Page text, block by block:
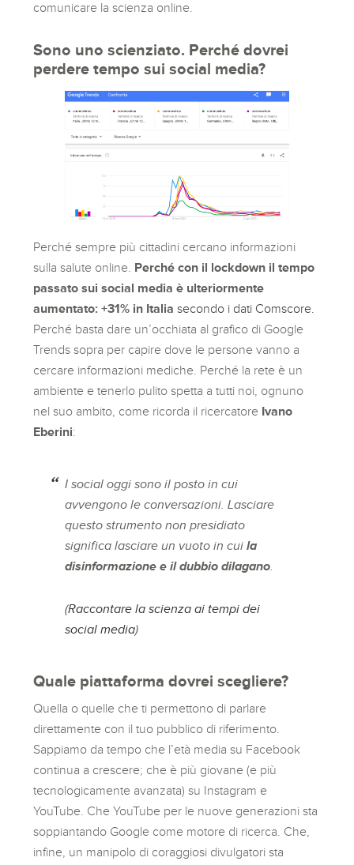
comunicare la scienza online.
Sono uno scienziato. Perché dovrei
perdere tempo sui social media?
Perché sempre più cittadini cercano informazioni
sulla salute online. Perché con il lockdown il tempo
passato sui social media è ulteriormente
aumentato: +31% in Italia secondo i dati Comscore.
Perché basta dare un’occhiata al grafico di Google
Trends sopra per capire dove le persone vanno a
cercare informazioni mediche. Perché la rete è un
ambiente e tenerlo pulito spetta a tutti noi, ognuno
nel suo ambito, come ricorda il ricercatore Ivano
Eberini:
I social oggi sono il posto in cui
avvengono le conversazioni. Lasciare
questo strumento non presidiato
significa lasciare un vuoto in cuila
disinformazione e il dubbio dilagano.
(Raccontare la scienza ai tempi dei
social media)
Quale piattaforma dovrei scegliere?
Quella o quelle che ti permettono di parlare
direttamente con il tuo pubblico di riferimento.
Sappiamo da tempo che l’età media su Facebook
continua a crescere; che è più giovane (e più
tecnologicamente avanzata) su Instagram e
YouTube. Che YouTube per le nuove generazioni sta
soppiantando Google come motore di ricerca. Che,
infine, un manipolo di coraggiosi divulgatori sta